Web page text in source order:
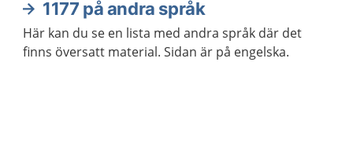
1177 på andra språk
Här kan du se en lista med andra språk där det
finns översatt material. Sidan är på engelska.